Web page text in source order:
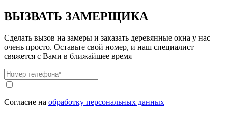
ВЫЗВАТЬ ЗАМЕРЩИКА
Сделать вызов на замеры и заказать деревянные окна у нас
очень просто. Оставьте свой номер, и наш специалист
свяжется с Вами в ближайшее время
Согласие на обработку персональных данных